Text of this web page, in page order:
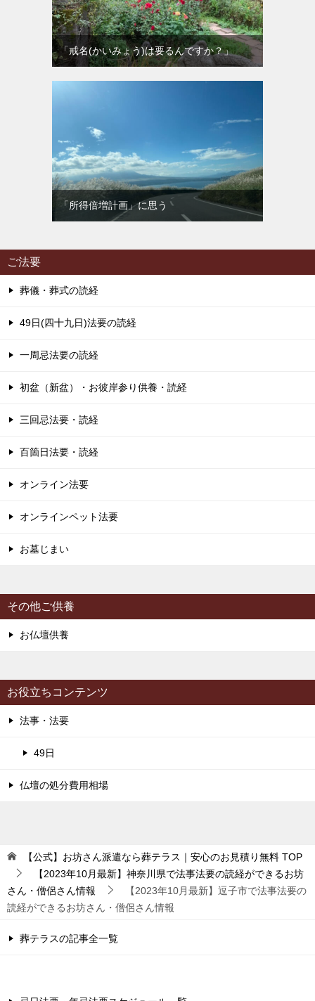
「戒名(かいみょう)は要るんですか？」
「所得倍増計画」に思う
ご法要
葬儀・葬式の読経
49日(四十九日)法要の読経
一周忌法要の読経
初盆（新盆）・お彼岸参り供養・読経
三回忌法要・読経
百箇日法要・読経
オンライン法要
オンラインペット法要
お墓じまい
その他ご供養
お仏壇供養
お役立ちコンテンツ
法事・法要
49日
仏壇の処分費用相場
【公式】お坊さん派遣なら葬テラス｜安心のお見積り無料 TOP
【2023年10月最新】神奈川県で法事法要の読経ができるお坊
さん・僧侶さん情報
【2023年10月最新】逗子市で法事法要の
読経ができるお坊さん・僧侶さん情報
葬テラスの記事全一覧